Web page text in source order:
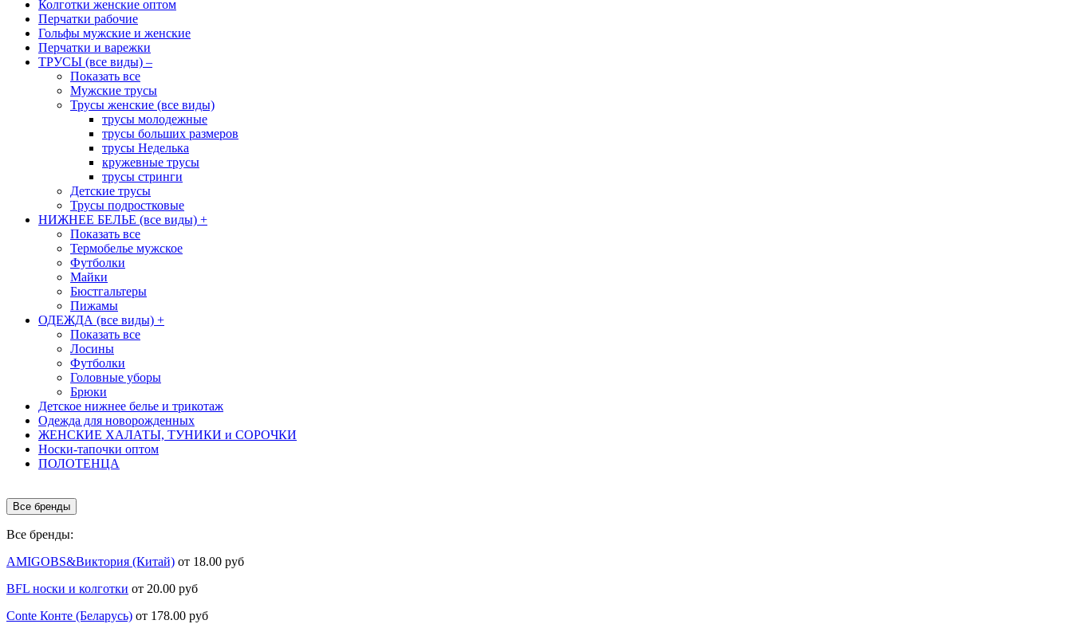
Колготки женские оптом
Перчатки рабочие
Гольфы мужские и женские
Перчатки и варежки
ТРУСЫ (все виды) –
Показать все
Мужские трусы
Трусы женские (все виды)
трусы молодежные
трусы больших размеров
трусы Неделька
кружевные трусы
трусы стринги
Детские трусы
Трусы подростковые
НИЖНЕЕ БЕЛЬЕ (все виды) +
Показать все
Термобелье мужское
Футболки
Майки
Бюстгальтеры
Пижамы
ОДЕЖДА (все виды) +
Показать все
Лосины
Футболки
Головные уборы
Брюки
Детское нижнее белье и трикотаж
Одежда для новорожденных
ЖЕНСКИЕ ХАЛАТЫ, ТУНИКИ и СОРОЧКИ
Носки-тапочки оптом
ПОЛОТЕНЦА
Все бренды
Все бренды:
AMIGOBS&Виктория (Китай) от 18.00 руб
BFL носки и колготки от 20.00 руб
Conte Конте (Беларусь) от 178.00 руб